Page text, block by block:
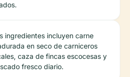
ingredientes incluyen carne
en seco de carniceros
caza de fincas escocesas y
fresco diario.